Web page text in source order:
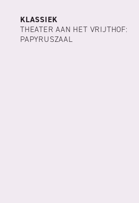
KLASSIEK
THEATER AAN HET VRIJTHOF:
PAPYRUSZAAL